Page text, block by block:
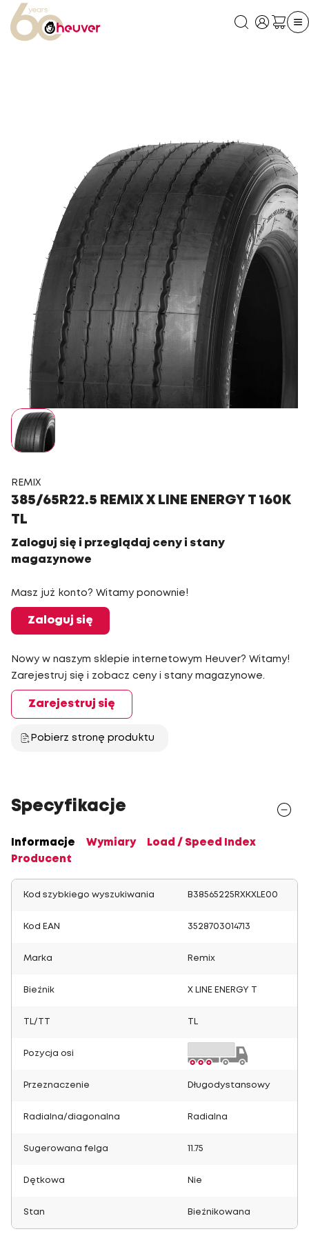
REMIX
385/65R22.5 REMIX X LINE ENERGY T 160K
TL
Zaloguj się i przeglądaj ceny i stany
magazynowe
Masz już konto? Witamy ponownie!
Zaloguj się
Nowy w naszym sklepie internetowym Heuver? Witamy!
Zarejestruj się i zobacz ceny i stany magazynowe.
Zarejestruj się
Pobierz stronę produktu
Specyfikacje
Informacje Wymiary
Load / Speed Index
Producent
Kod szybkiego wyszukiwania B38565225RXKXLE00
Kod EAN 3528703014713
Marka Remix
Bieżnik X LINE ENERGY T
TL/TT
Pozycja osi
Przeznaczenie Długodystansowy
Radialna/diagonalna Radialna
Sugerowana felga 11.75
Dętkowa Nie
Stan Bieżnikowana